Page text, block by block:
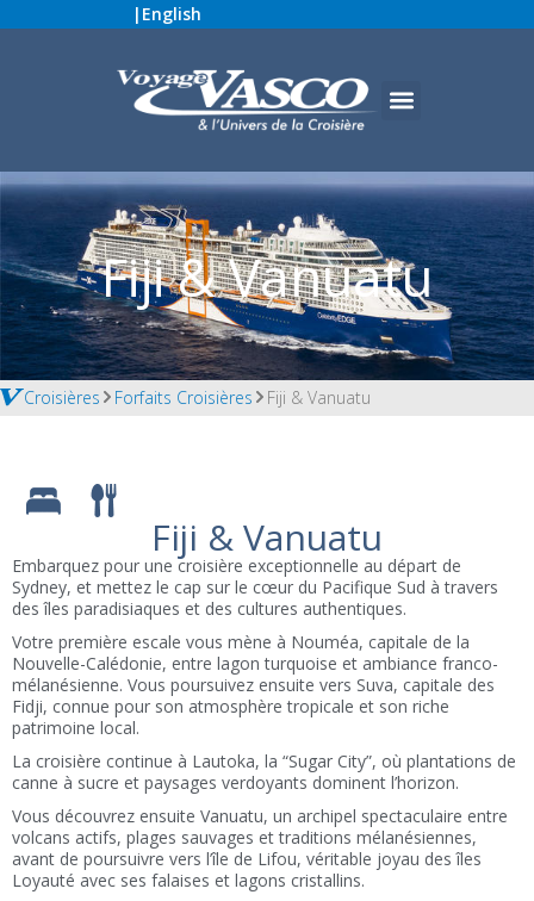
| English
Fiji & Vanuatu
Croisières Forfaits Croisières Fiji & Vanuatu
Fiji & Vanuatu
Embarquez pour une croisière exceptionnelle au départ de
Sydney, et mettez le cap sur le cœur du Pacifique Sud à travers
des îles paradisiaques et des cultures authentiques.
Votre première escale vous mène à Nouméa, capitale de la
Nouvelle-Calédonie, entre lagon turquoise et ambiance franco-
mélanésienne. Vous poursuivez ensuite vers Suva, capitale des
Fidji, connue pour son atmosphère tropicale et son riche
patrimoine local.
La croisière continue à Lautoka, la “Sugar City”, où plantations de
canne à sucre et paysages verdoyants dominent l’horizon.
Vous découvrez ensuite Vanuatu, un archipel spectaculaire entre
volcans actifs, plages sauvages et traditions mélanésiennes,
avant de poursuivre vers l’île de Lifou, véritable joyau des îles
Loyauté avec ses falaises et lagons cristallins.